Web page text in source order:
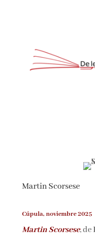
Martin Scorsese
Cúpula, noviembre 2025
Martin Scorsese, de
Suscríbete
Únete a nuestra
Nombre*